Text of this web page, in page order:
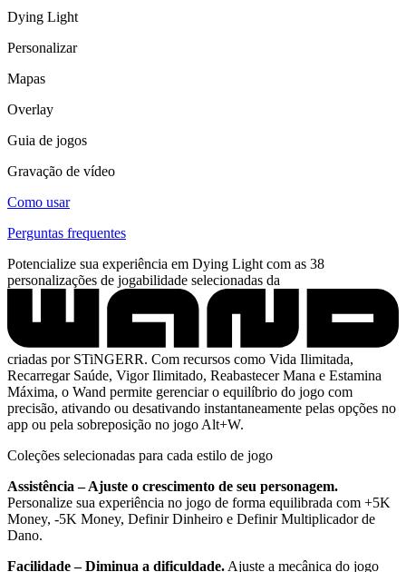
Dying Light
Personalizar
Mapas
Overlay
Guia de jogos
Gravação de vídeo
Como usar
Perguntas frequentes
Potencialize sua experiência em Dying Light com as 38
personalizações de jogabilidade selecionadas da
criadas por STiNGERR. Com recursos como Vida Ilimitada,
Recarregar Saúde, Vigor Ilimitado, Reabastecer Mana e Estamina
Máxima, o Wand permite gerenciar o equilíbrio do jogo com
precisão, ativando ou desativando instantaneamente pelas opções no
app ou pela sobreposição no jogo Alt+W.
Coleções selecionadas para cada estilo de jogo
Assistência – Ajuste o crescimento de seu personagem.
Personalize sua experiência no jogo de forma equilibrada com +5K
Money, -5K Money, Definir Dinheiro e Definir Multiplicador de
Dano.
Facilidade – Diminua a dificuldade. Ajuste a mecânica do jogo